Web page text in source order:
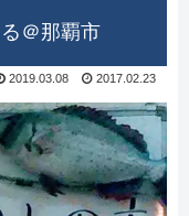
＠那覇市
2019.03.08 2017.02.23